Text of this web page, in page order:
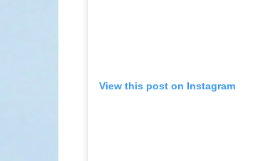
View this post on Instagram